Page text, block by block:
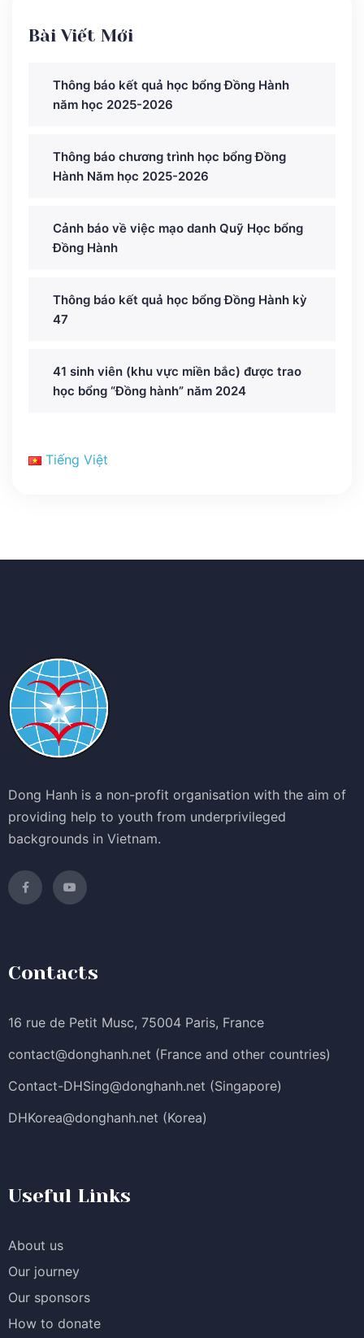
Bài Viết Mới
Thông báo kết quả học bổng Đồng Hành
năm học 2025-2026
Thông báo chương trình học bổng Đồng
Hành Năm học 2025-2026
Cảnh báo về việc mạo danh Quỹ Học bổng
Đồng Hành
Thông báo kết quả học bổng Đồng Hành kỳ
47
41 sinh viên (khu vực miền bắc) được trao
học bổng “Đồng hành” năm 2024
Tiếng Việt
Dong Hanh is a non-profit organisation with the aim of
providing help to youth from underprivileged
backgrounds in Vietnam.
Contacts
16 rue de Petit Musc, 75004 Paris, France
contact@donghanh.net (France and other countries)
Contact-DHSing@donghanh.net (Singapore)
DHKorea@donghanh.net (Korea)
Useful Links
About us
Our journey
Our sponsors
How to donate